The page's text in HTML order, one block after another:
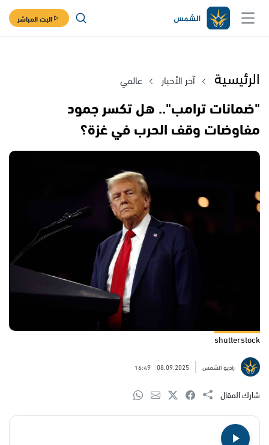
البث المباشر
الرئيسية آخر الأخبار عالمي
"ضمانات ترامب".. هل تكسر جمود
مفاوضات وقف الحرب في غزة؟
shutterstock
راديو الشمس 08.09.2025
16:49
شارك المقال